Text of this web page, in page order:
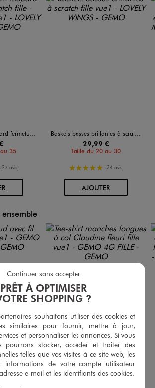
fille - Lovely Wings
35
moyenne
(27 avis)
AU PANIER
Baskets basses brillantes à scratch fille
29,99 €
Taille du 20 au 30
5/5 de moyenne
(34 avis)
AJOUTERAU PANIER
ensemble
fille Tee-shirt manches longues à col Claudine fleuri fille
6,99 €
PRÊT À OPTIMISER
SHOPPING ?
souhaitons utiliser des cookies et
similaires pour fournir, mettre à jour,
et personnaliser les annonces. Si vous
pourrons stocker, accéder et traiter des
telles que vos visites à ce site web, les
informations de votre compte utilisateur
e-mail et les identifiants des cookies.
Continuer sans accepter